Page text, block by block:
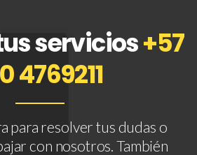
servicios+57
4769211
para resolver tus dudas o
con nosotros. También